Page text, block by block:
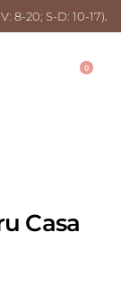
8-20; S-D: 10-17).
0
Casa